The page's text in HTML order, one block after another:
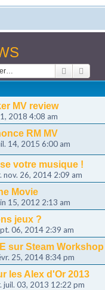
Rechercher
MV review
2018 4:08 am
RM MV
14, 2015 6:00 am
votre musique !
nov. 26, 2014 2:09 am
Movie
15, 2012 2:13 am
jeux ?
06, 2014 2:39 am
sur Steam Workshop
25, 2014 8:34 pm
les Alex d'Or 2013
juil. 03, 2013 12:22 pm